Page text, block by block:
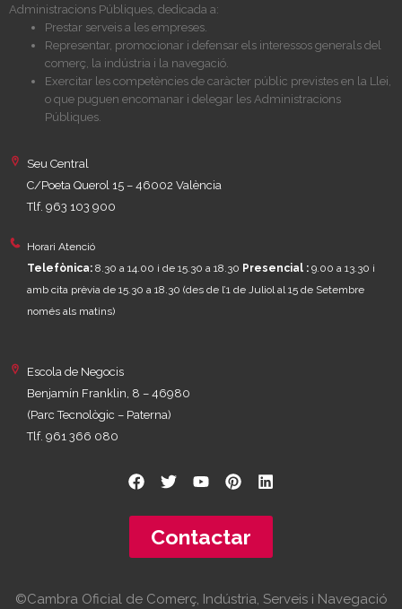
Administracions Públiques, dedicada a:
Prestar serveis a les empreses.
Representar, promocionar i defensar els interessos generals del
comerç, la indústria i la navegació.
Exercitar les competències de caràcter públic previstes en la Llei,
o que puguen encomanar i delegar les Administracions
Públiques.
Seu Central
C/Poeta Querol 15 – 46002 València
Tlf. 963 103 900
Horari Atenció
Telefònica: 8.30 a 14.00 i de 15.30 a 18.30 Presencial : 9.00 a 13.30 i
amb cita prèvia de 15.30 a 18.30 (des de l’1 de Juliol al 15 de Setembre
només als matins)
Escola de Negocis
Benjamín Franklin, 8 – 46980
(Parc Tecnològic – Paterna)
Tlf. 961 366 080
Contactar
©Cambra Oficial de Comerç, Indústria, Serveis i Navegació